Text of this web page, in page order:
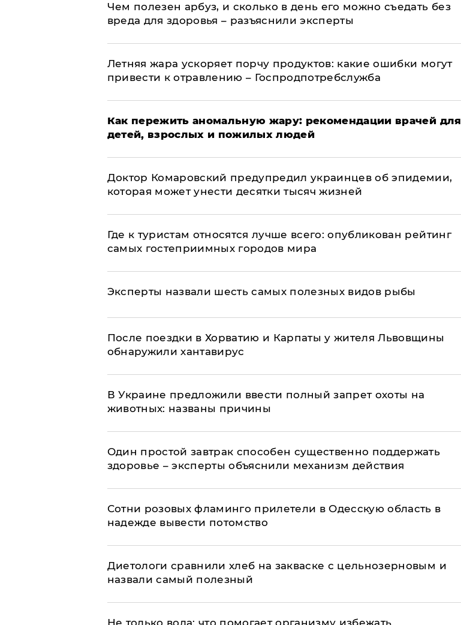
Чем полезен арбуз, и сколько в день его можно съедать без
вреда для здоровья – разъяснили эксперты
Летняя жара ускоряет порчу продуктов: какие ошибки могут
привести к отравлению – Госпродпотребслужба
Как пережить аномальную жару: рекомендации врачей для
детей, взрослых и пожилых людей
Доктор Комаровский предупредил украинцев об эпидемии,
которая может унести десятки тысяч жизней
Где к туристам относятся лучше всего: опубликован рейтинг
самых гостеприимных городов мира
Эксперты назвали шесть самых полезных видов рыбы
После поездки в Хорватию и Карпаты у жителя Львовщины
обнаружили хантавирус
В Украине предложили ввести полный запрет охоты на
животных: названы причины
Один простой завтрак способен существенно поддержать
здоровье – эксперты объяснили механизм действия
Сотни розовых фламинго прилетели в Одесскую область в
надежде вывести потомство
Диетологи сравнили хлеб на закваске с цельнозерновым и
назвали самый полезный